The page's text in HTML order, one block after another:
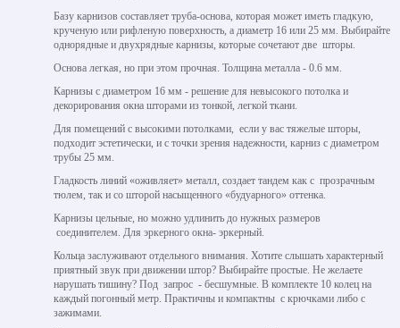
Базу карнизов составляет труба-основа, которая может иметь гладкую,
крученую или рифленую поверхность, а диаметр 16 или 25 мм. Выбирайте
однорядные и двухрядные карнизы, которые сочетают две шторы.
Основа легкая, но при этом прочная. Толщина металла - 0.6 мм.
Карнизы с диаметром 16 мм - решение для невысокого потолка и
декорирования окна шторами из тонкой, легкой ткани.
Для помещений с высокими потолками, если у вас тяжелые шторы,
подходит эстетически, и с точки зрения надежности, карниз с диаметром
трубы 25 мм.
Гладкость линий «оживляет» металл, создает тандем как с прозрачным
тюлем, так и со шторой насыщенного «будуарного» оттенка.
Карнизы цельные, но можно удлинить до нужных размеров
соединителем. Для эркерного окна- эркерный.
Кольца заслуживают отдельного внимания. Хотите слышать характерный
приятный звук при движении штор? Выбирайте простые. Не желаете
нарушать тишину? Под запрос - бесшумные. В комплекте 10 колец на
каждый погонный метр. Практичны и компактны с крючками либо с
зажимами.